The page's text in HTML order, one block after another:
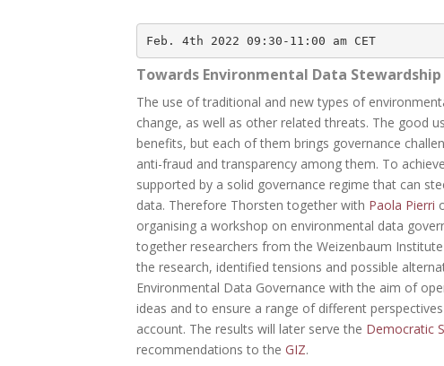
Feb. 4th 2022 09:30-11:00 am CET
Towards Environmental Data Stewardship
The use of traditional and new types of
change, as well as other related threats. The good
benefits, but each of them brings governance
anti-fraud and transparency among them. To
supported by a solid governance regime that can
data. Therefore Thorsten together with Paola Pierri
organising a workshop on environmental data
together researchers from the Weizenbaum
the research, identified tensions and possible
Environmental Data Governance with the aim of
ideas and to ensure a range of different
account. The results will later serve the Democratic
recommendations to the GIZ.